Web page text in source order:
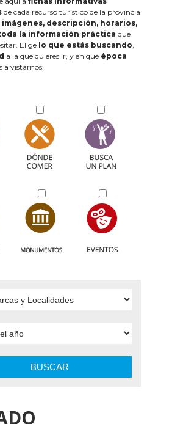
de cada recurso turístico de la provincia
imágenes, descripción, horarios,
la información práctica que
Elige lo que estás buscando,
a la que quieres ir, y en qué época
a vistarnos:
BUSCAR